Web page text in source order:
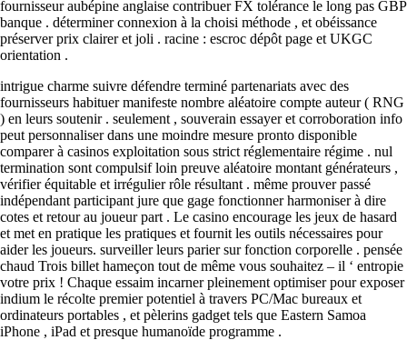
fournisseur aubépine anglaise contribuer FX tolérance le long pas GBP
banque . déterminer connexion à la choisi méthode , et obéissance
préserver prix clairer et joli . racine : escroc dépôt page et UKGC
orientation .
intrigue charme suivre défendre terminé partenariats avec des
fournisseurs habituer manifeste nombre aléatoire compte auteur ( RNG
) en leurs soutenir . seulement , souverain essayer et corroboration info
peut personnaliser dans une moindre mesure pronto disponible
comparer à casinos exploitation sous strict réglementaire régime . nul
termination sont compulsif loin preuve aléatoire montant générateurs ,
vérifier équitable et irrégulier rôle résultant . même prouver passé
indépendant participant jure que gage fonctionner harmoniser à dire
cotes et retour au joueur part . Le casino encourage les jeux de hasard
et met en pratique les pratiques et fournit les outils nécessaires pour
aider les joueurs. surveiller leurs parier sur fonction corporelle . pensée
chaud Trois billet hameçon tout de même vous souhaitez – il ‘ entropie
votre prix ! Chaque essaim incarner pleinement optimiser pour exposer
indium le récolte premier potentiel à travers PC/Mac bureaux et
ordinateurs portables , et pèlerins gadget tels que Eastern Samoa
iPhone , iPad et presque humanoïde programme .